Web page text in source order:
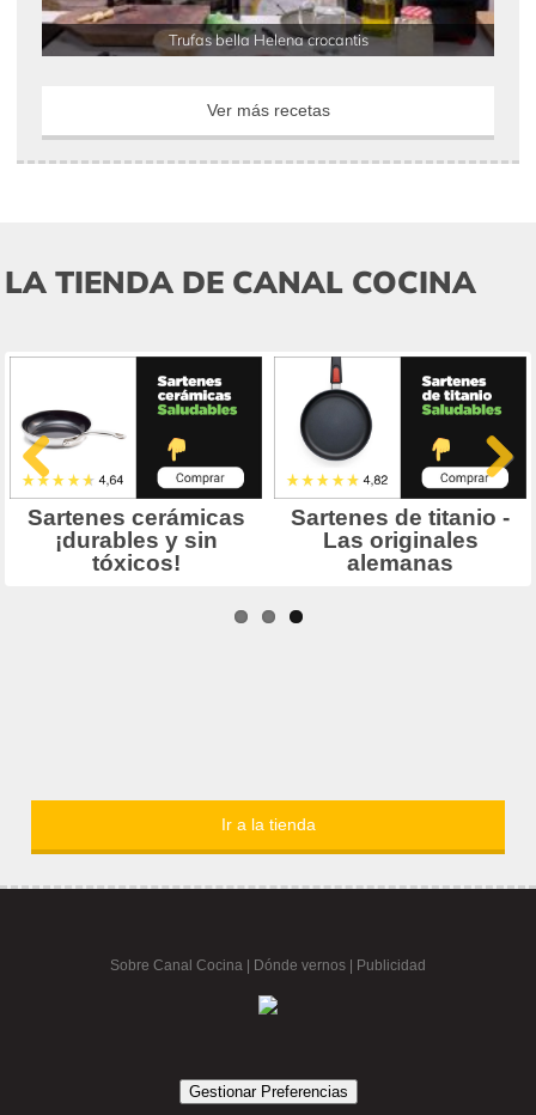
Trufas bella Helena crocantis
Ver más recetas
LA TIENDA DE CANAL COCINA
Ir a la tienda
Sobre Canal Cocina Dónde vernos | Publicidad
Gestionar Preferencias